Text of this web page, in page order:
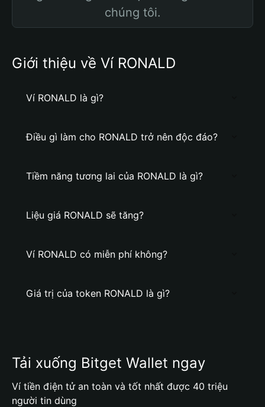
chúng tôi.
Giới thiệu về Ví RONALD
Ví RONALD là gì?
Điều gì làm cho RONALD trở nên độc đáo?
Tiềm năng tương lai của RONALD là gì?
Liệu giá RONALD sẽ tăng?
Ví RONALD có miễn phí không?
Giá trị của token RONALD là gì?
Tải xuống Bitget Wallet ngay
Ví tiền điện tử an toàn và tốt nhất được 40 triệu
người tin dùng